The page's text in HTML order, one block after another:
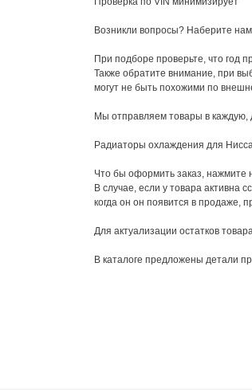
Возникли вопросы? Наберите
При подборе проверьте, что год
Также обратите внимание, при
могут не быть похожими по
Мы отправляем товары в каждую,
Радиаторы охлаждения для
Что бы оформить заказ, нажмите
В случае, если у товара активна
когда он он появится в продаже,
Для актуализации остатков
В каталоге предложены детали